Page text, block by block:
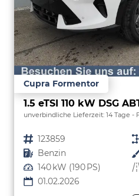
Cupra Formentor
1.5 eTSI 110 kW DSG
unverbindliche Lieferzeit: 14 Tage
Fahrzeugnr. 123859
Kraftstoff Benzin
Leistung 140 kW (190 PS)
01.02.2026